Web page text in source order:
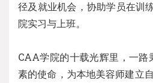
径及就业机会，协助学员在训
院实习与上班。
CAA学院的十载光辉里，一路
素的使命，为本地美容师建立